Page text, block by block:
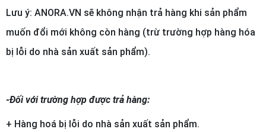
Lưu ý: ANORA.VN sẽ không nhận trả hàng khi sản phẩm
muốn đổi mới không còn hàng (trừ trường hợp hàng hóa
bị lỗi do nhà sản xuất sản phẩm).
-Đối với trường hợp được trả hàng:
+ Hàng hoá bị lỗi do nhà sản xuất sản phẩm.